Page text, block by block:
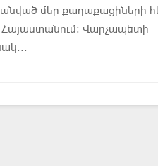
մեր քաղաքացիների
Հայաստանում: Վարչապետի